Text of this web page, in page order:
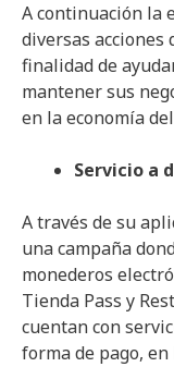
A continuación la
diversas acciones
finalidad de
mantener sus
en la economía
Servicio a
A través de su
una campaña
monederos
Tienda Pass y
cuentan con
forma de pago,